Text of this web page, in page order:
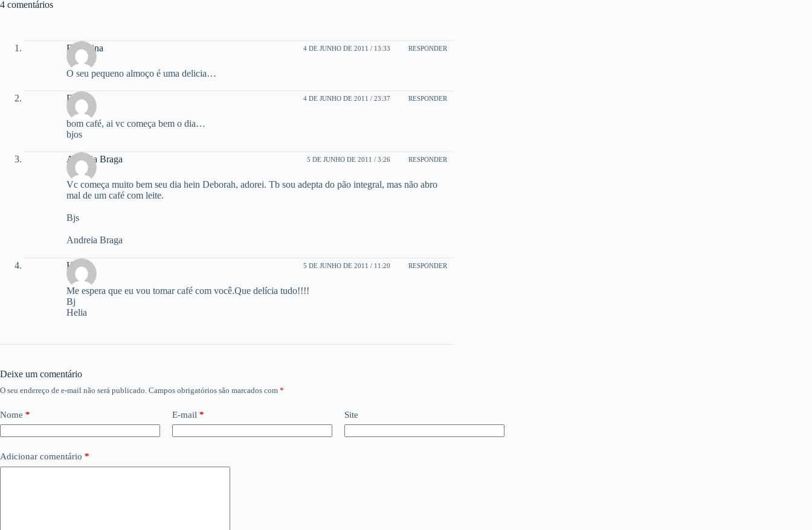
4 comentários
Felismina 4 DE JUNHO DE 2011 / 13:33 RESPONDER
O seu pequeno almoço é uma delicia…
Diana 4 DE JUNHO DE 2011 / 23:37 RESPONDER
bom café, ai vc começa bem o dia…
bjos
Andreia Braga 5 DE JUNHO DE 2011 / 3:26 RESPONDER
Vc começa muito bem seu dia hein Deborah, adorei. Tb sou adepta do pão integral, mas não abro
mal de um café com leite.
Bjs
Andreia Braga
HSS 5 DE JUNHO DE 2011 / 11:20 RESPONDER
Me espera que eu vou tomar café com você.Que delícia tudo!!!!
Bj
Helia
Deixe um comentário
O seu endereço de e-mail não será publicado. Campos obrigatórios são marcados com *
Nome * E-mail * Site
Adicionar comentário *